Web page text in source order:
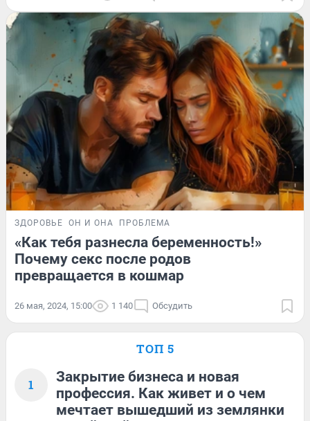
ЗДОРОВЬЕ ОН И ОНА ПРОБЛЕМА
«Как тебя разнесла беременность!»
Почему секс после родов
превращается в кошмар
26 мая, 2024, 15:00 1 140 Обсудить
ТОП 5
1
Закрытие бизнеса и новая
профессия. Как живет и о чем
мечтает вышедший из землянки